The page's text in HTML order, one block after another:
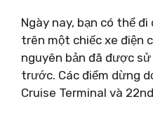
Ngày nay, bạn có thể
trên một chiếc xe điện
nguyên bản đã được
trước. Các điểm dừng
Cruise Terminal và